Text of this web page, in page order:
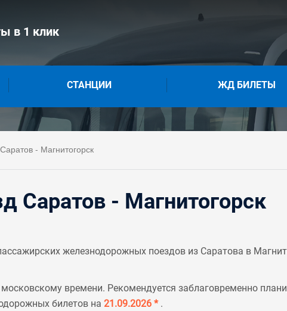
в 1 клик
СТАНЦИИ ЖД БИЛЕТЫ
- Магнитогорск
Саратов - Магнитогорск
железнодорожных поездов из Саратова в
времени. Рекомендуется заблаговременно
билетов на 21.09.2026 * .